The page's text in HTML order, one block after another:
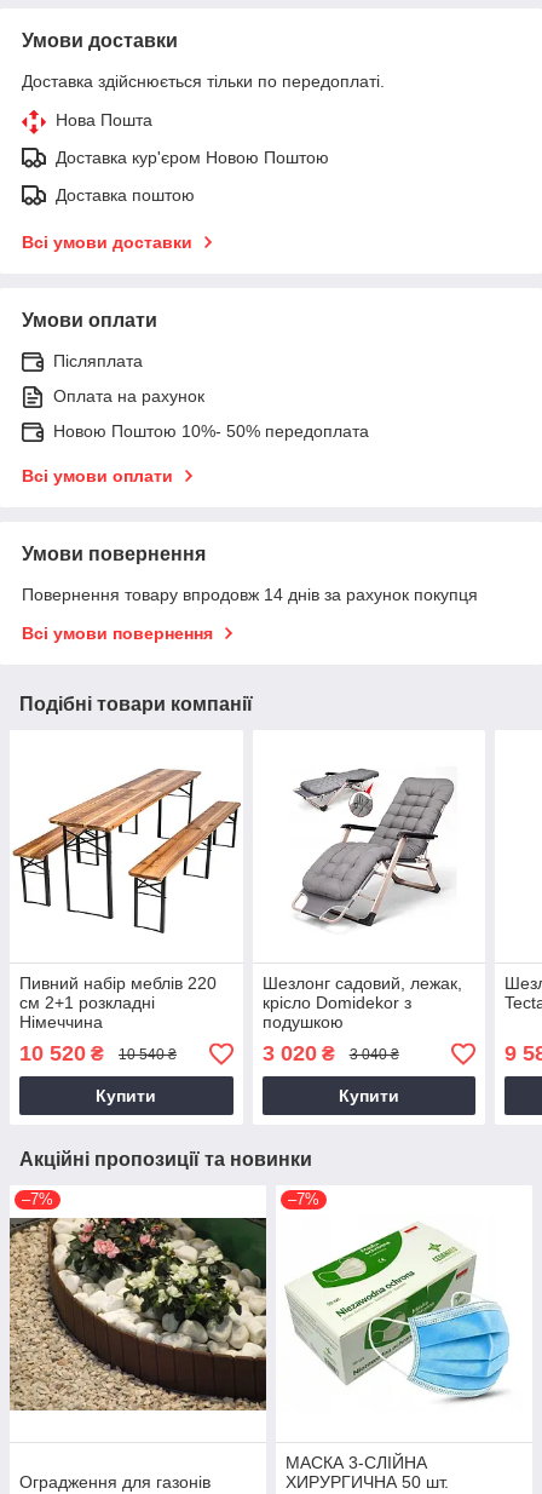
Умови доставки
Доставка здійснюється тільки по передоплаті.
Нова Пошта
Доставка кур'єром Новою Поштою
Доставка поштою
Всі умови доставки
Умови оплати
Післяплата
Оплата на рахунок
Новою Поштою 10%- 50% передоплата
Всі умови оплати
Умови повернення
Повернення товару впродовж 14 днів за рахунок покупця
Всі умови повернення
Подібні товари компанії
Пивний набір меблів 220
см 2+1 розкладні
Німеччина
10 520 ₴ 10 540 ₴
Купити
Шезлонг садовий, лежак,
крісло Domidekor з
подушкою
3 020₴ 3 040 ₴
Купити
9
Акційні пропозиції та новинки
–7%
Оградження для газонів
–7%
МАСКА 3-СЛІЙНА
ХИРУРГИЧНА 50 шт.